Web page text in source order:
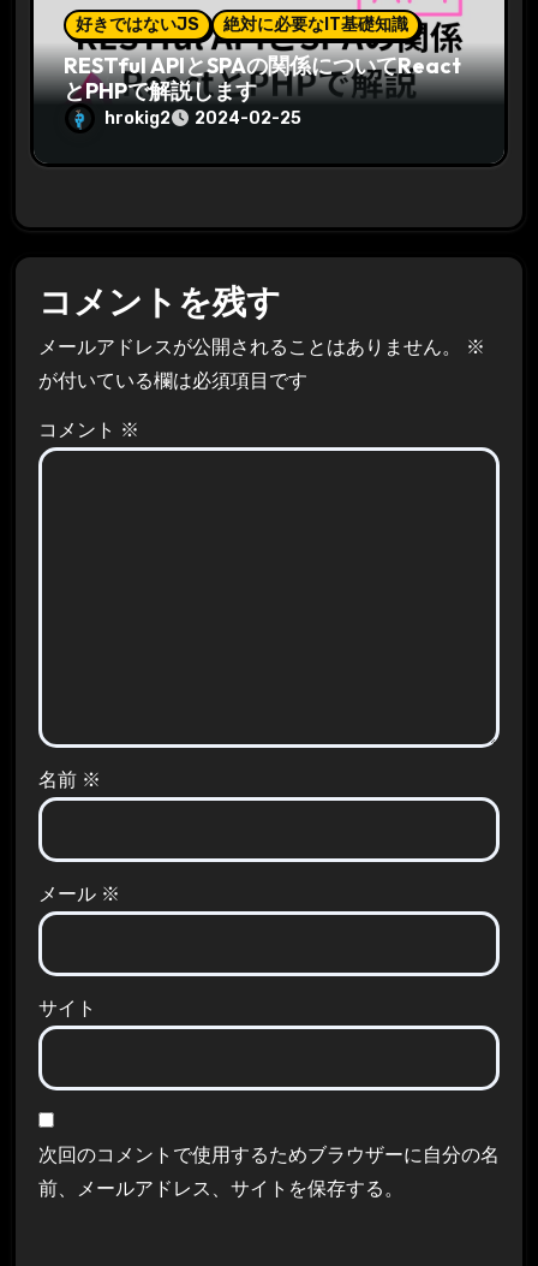
好きではないJS 絶対に必要なIT基礎知識
RESTful APIとSPAの関係についてReact
とPHPで解説します
hrokig2 2024-02-25
コメントを残す
メールアドレスが公開されることはありません。
※
が付いている欄は必須項目です
コメント ※
名前 ※
メール ※
サイト
次回のコメントで使用するためブラウザーに自分の名
前、メールアドレス、サイトを保存する。